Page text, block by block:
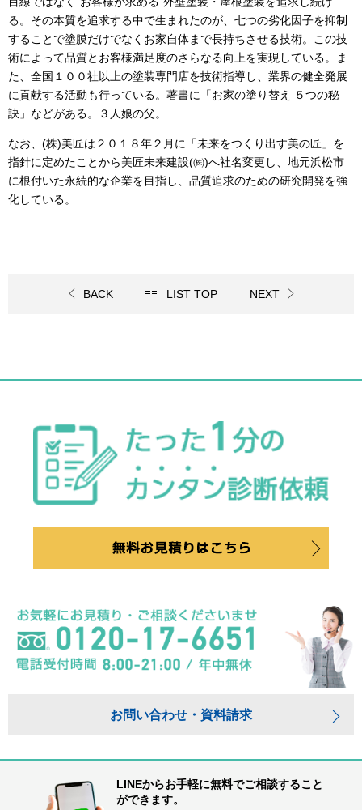
る。その本質を追求する中で生まれたのが、七つの劣化因子を抑制
することで塗膜だけでなくお家自体まで長持ちさせる技術。この技
術によって品質とお客様満足度のさらなる向上を実現している。ま
た、全国１００社以上の塗装専門店を技術指導し、業界の健全発展
に貢献する活動も行っている。著書に「お家の塗り替え ５つの秘
訣」などがある。３人娘の父。
なお、 (株)美匠は２０１８年２月に「未来をつくり出す美の匠」を
指針に定めたことから美匠未来建設(㈱)へ社名変更し、地元浜松市
に根付いた永続的な企業を目指し、品質追求のための研究開発を強
化している。
BACK LIST TOP NEXT
お問い合わせ・資料請求
LINEからお手軽に無料でご相談すること
ができます。